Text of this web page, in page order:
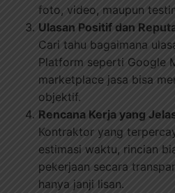
foto, video, maupun
Ulasan Positif dan
Cari tahu bagaimana
Platform seperti Google
marketplace jasa bisa
objektif.
Rencana Kerja yang
Kontraktor yang
estimasi waktu, rincian
pekerjaan secara
hanya janji lisan.